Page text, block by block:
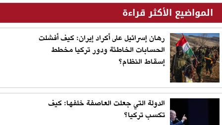
المواضيع الأكثر قراءة
رهان إسرائيل على أكراد إيران: كيف أفشلت
الحسابات الخاطئة ودور تركيا مخطط
إسقاط النظام؟
الدولة التي جعلت العاصفة خلفها: كيف
تكسب تركيا؟